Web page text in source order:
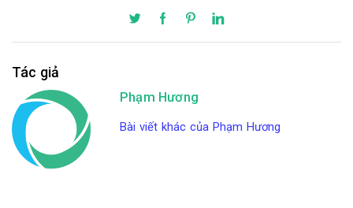
Tác giả
Phạm Hương
Bài viết khác của Phạm Hương